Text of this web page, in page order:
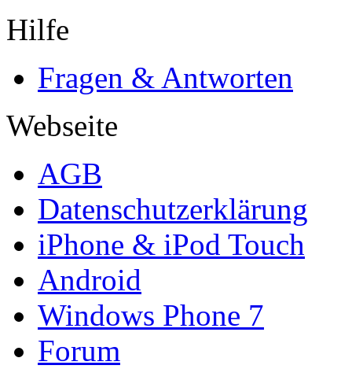
Hilfe
Fragen & Antworten
Webseite
AGB
Datenschutzerklärung
iPhone & iPod Touch
Android
Windows Phone 7
Forum